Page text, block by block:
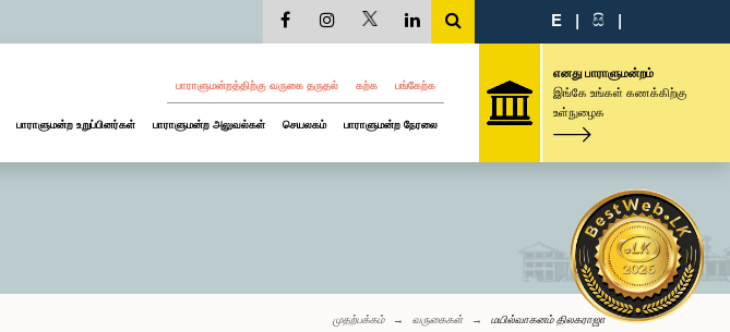
E | සි |
பாராளுமன்றத்திற்கு வருகை தருதல் கற்க பங்கேற்க
பாராளுமன்ற உறுப்பினர்கள் பாராளுமன்ற அலுவல்கள் செயலகம் பாராளுமன்ற நேரலை
எனது பாராளுமன்றம்
இங்கே உங்கள் கணக்கிற்கு
உள்நுழைக
முதற்பக்கம் வருகைகள் மயில்வாகனம் திலகராஜா